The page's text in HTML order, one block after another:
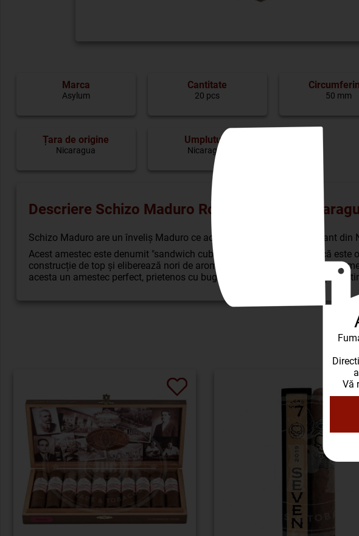
Vă
Marca
Asylum
Cantitate
20 pcs 50 mm
Țara de origine
Nicaragua
Umplutură
Nicaragua
Descriere Schizo Maduro Robusto 50 x 5
Schizo Maduro are un înveliș Maduro ce acopera o umplutură și un liant din
Acest amestec este denumit "sandwich cubanez", ceea ce înseamnă că
construcție de top și eliberează nori de arome plăcute. Trabucul are o tarie
acesta un amestec perfect, prietenos cu bugetul, pe care să îl adăugați la